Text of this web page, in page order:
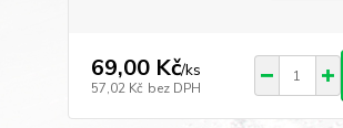
69,00 Kč/ks
57,02 Kč bez DPH